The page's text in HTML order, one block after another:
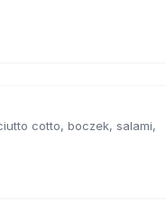
cotto, boczek, salami,